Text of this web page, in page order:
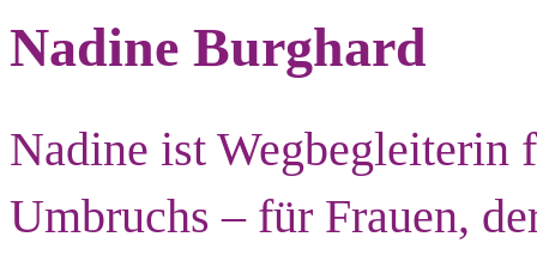
Nadine Burghard
Nadine ist Wegbegleiterin
Umbruchs – für Frauen,